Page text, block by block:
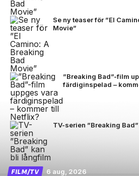
Se ny teaser för ”El
Movie”
”Breaking Bad”-film
färdiginspelad –
TV-serien ”Breaking
FILM/TV 6 aug, 2026